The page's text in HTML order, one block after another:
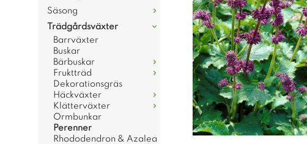
Säsong
Trädgårdsväxter
Barrväxter
Buskar
Bärbuskar
Fruktträd
Dekorationsgräs
Häckväxter
Klätterväxter
Ormbunkar
Perenner
Rhododendron & Azalea